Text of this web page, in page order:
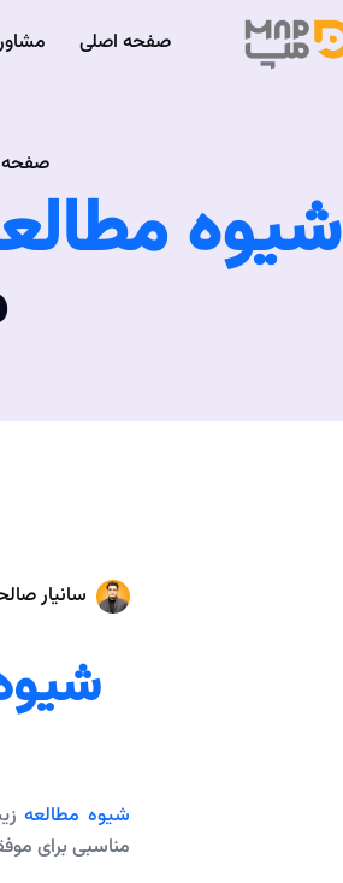
صفحه اصلی
صفحه
شیوه
سانیار
شیوه مطالعه
مناسبی برای